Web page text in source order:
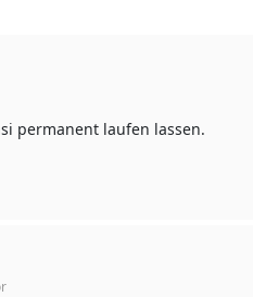
permanent laufen lassen.